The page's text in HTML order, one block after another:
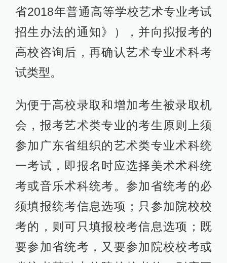
省2018年普通高等学校艺术专业考试
招生办法的通知》），并向拟报考的
高校咨询后，再确认艺术专业术科考
试类型。
为便于高校录取和增加考生被录取机
会，报考艺术类专业的考生原则上须
参加广东省组织的艺术类专业术科统
一考试，即报名时应选择美术术科统
考或音乐术科统考。参加省统考的必
须填报统考信息选项；只参加院校校
考的，则可只填报校考信息选项；既
要参加省统考，又要参加院校校考或